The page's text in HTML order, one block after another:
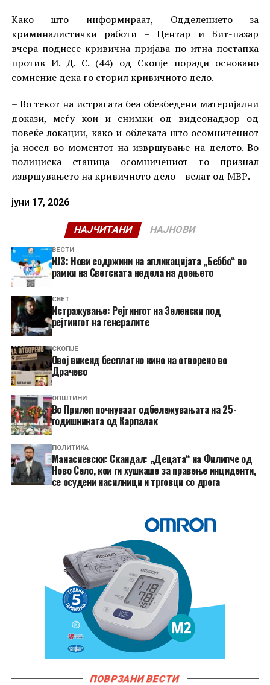
Како што информираат, Одделението за
криминалистички работи – Центар и Бит-пазар
вчера поднесе кривична пријава по итна постапка
против И. Д. С. (44) од Скопје поради основано
сомнение дека го сторил кривичното дело.
– Во текот на истрагата беа обезбедени материјални
докази, меѓу кои и снимки од видеонадзор од
повеќе локации, како и облеката што осомничениот
ја носел во моментот на извршување на делото. Во
полициска станица осомничениот го признал
извршувањето на кривичното дело – велат од МВР.
јуни 17, 2026
НАЈЧИТАНИ НАЈНОВИ
ВЕСТИ
ИЈЗ: Нови содржини на апликацијата „Беббо“ во
рамки на Светската недела на доењето
СВЕТ
Истражување: Рејтингот на Зеленски под
рејтингот на генералите
СКОПЈЕ
​Овој викенд бесплатно кино на отворено во
Драчево
ОПШТИНИ
Во Прилеп почнуваат одбележувањата на 25-
годишнината од Карпалак
ПОЛИТИКА
Манасиевски: Скандал: „Децата“ на Филипче од
Ново Село, кои ги хушкаше за правење инциденти,
се осудени насилници и трговци со дрога
ПОВРЗАНИ ВЕСТИ